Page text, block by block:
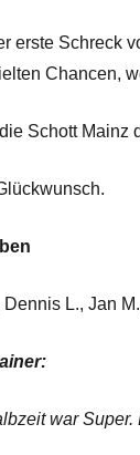
erste Schreck
Chancen,
Schott Mainz
L., Jan
war